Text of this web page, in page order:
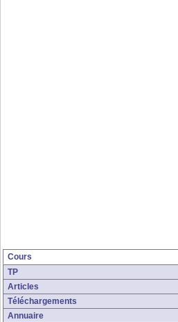
Cours
TP
Articles
Téléchargements
Annuaire